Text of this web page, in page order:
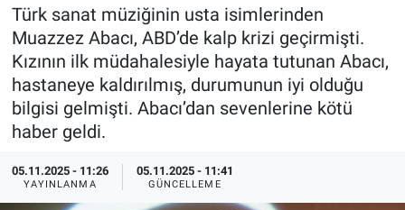
Türk sanat müziğinin usta isimlerinden
Muazzez Abacı, ABD’de kalp krizi geçirmişti.
Kızının ilk müdahalesiyle hayata tutunan Abacı,
hastaneye kaldırılmış, durumunun iyi olduğu
bilgisi gelmişti. Abacı’dan sevenlerine kötü
haber geldi.
05.11.2025 - 11:26
YAYINLANMA
05.11.2025 - 11:41
GÜNCELLEME
Trend
Özel Haberler
Yazarlar
Ekonomi
Dünya
Medya
Özel Haberler
Son Dakika Haberleri
Haber Arşivi